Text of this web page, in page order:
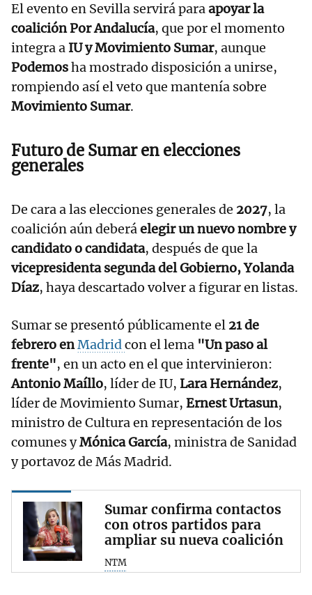
El evento en Sevilla servirá paraapoyar la
coalición Por Andalucía, que por el momento
integra a IU y Movimiento Sumar, aunque
Podemosha mostrado disposición a unirse,
rompiendo así el veto que mantenía sobre
Movimiento Sumar.
Futuro de Sumar en elecciones
generales
De cara a las elecciones generales de 2027, la
coalición aún deberáelegir un nuevo nombre y
candidato o candidata, después de que la
vicepresidenta segunda del Gobierno, Yolanda
Díaz, haya descartado volver a figurar en listas.
Sumar se presentó públicamente el 21 de
febrero enMadridcon el lema "Un paso al
frente", en un acto en el que intervinieron:
Antonio Maíllo, líder de IU, Lara Hernández,
líder de Movimiento Sumar, Ernest Urtasun,
ministro de Cultura en representación de los
comunes yMónica García, ministra de Sanidad
y portavoz de Más Madrid.
Sumar confirma contactos
con otros partidos para
ampliar su nueva coalición
NTM